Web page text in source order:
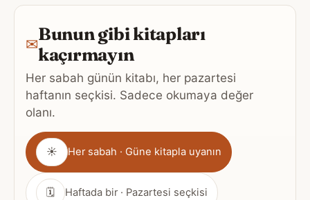
✉Bunun gibi kitapları
kaçırmayın
Her sabah günün kitabı, her pazartesi
haftanın seçkisi. Sadece okumaya değer
olanı.
Gönderim
sıklığı
☀ Her sabah · Güne kitapla uyanın
🗓 Haftada bir · Pazartesi seçkisi